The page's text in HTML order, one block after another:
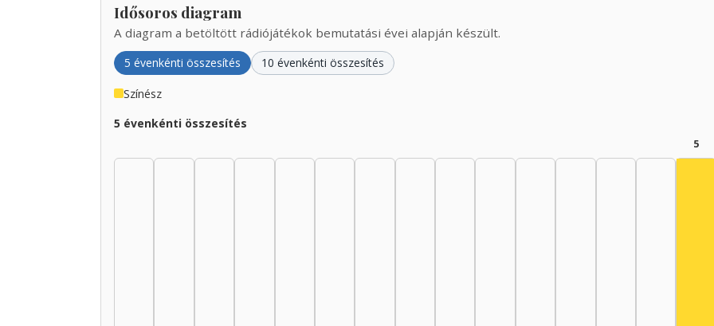
Idősoros diagram
A diagram a betöltött rádiójátékok bemutatási évei alapján készült.
5 évenkénti összesítés 10 évenkénti összesítés
Színész
5 évenkénti összesítés
5